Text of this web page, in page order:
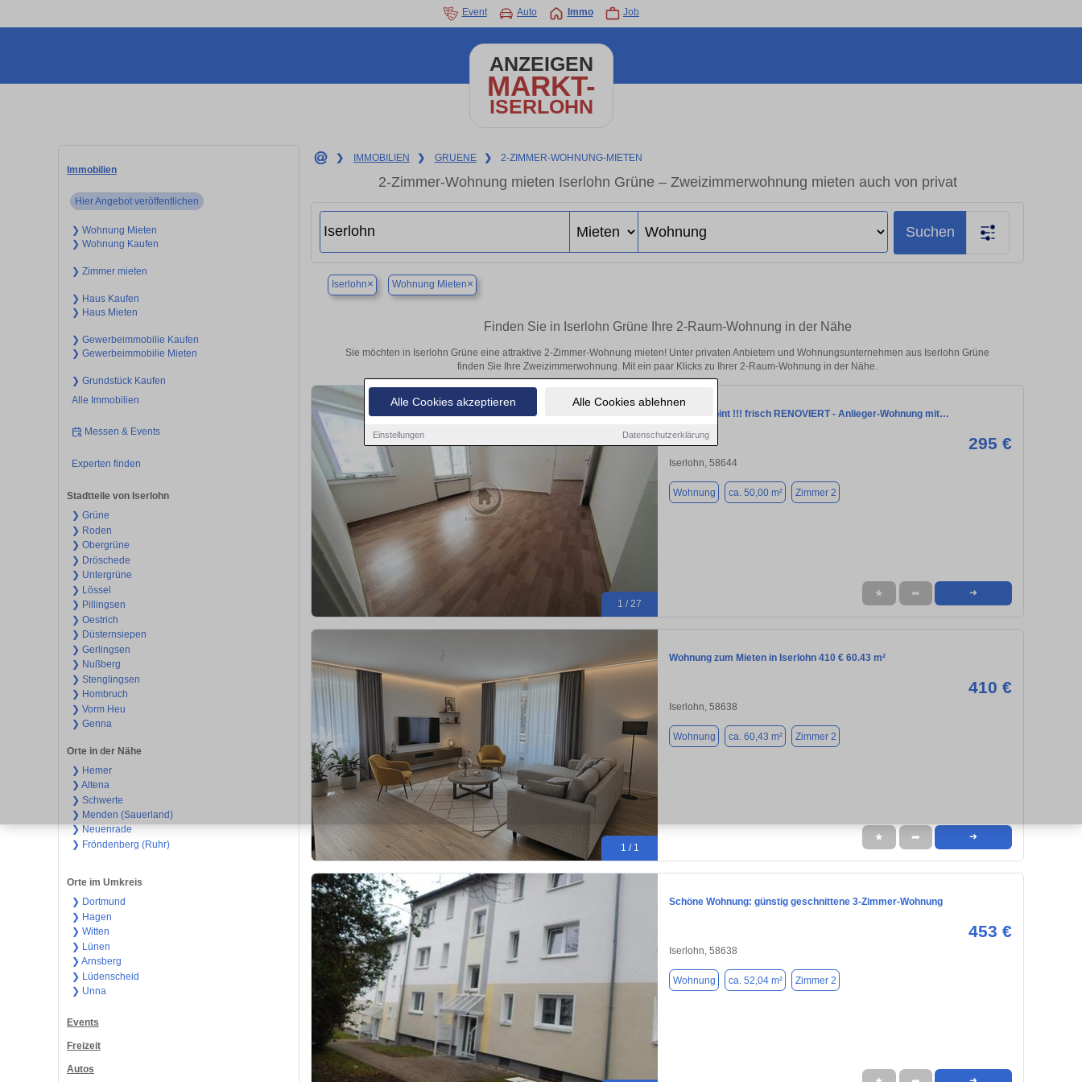
Alle Cookies akzeptieren Alle Cookies ablehnen
Einstellungen Datenschutzerklärung
Event Auto Immo Job
ANZEIGEN
MARKT-
ISERLOHN
Immobilien
Hier Angebot veröffentlichen
❯ Wohnung Mieten
❯ Wohnung Kaufen
❯ Zimmer mieten
❯ Haus Kaufen
❯ Haus Mieten
❯ Gewerbeimmobilie Kaufen
❯ Gewerbeimmobilie Mieten
❯ Grundstück Kaufen
Alle Immobilien
Messen & Events
Experten finden
Stadtteile von Iserlohn
❯ Grüne
❯ Roden
❯ Obergrüne
❯ Dröschede
❯ Untergrüne
❯ Lössel
❯ Pillingsen
❯ Oestrich
❯ Düsternsiepen
❯ Gerlingsen
❯ Nußberg
❯ Stenglingsen
❯ Hombruch
❯ Vorm Heu
❯ Genna
Orte in der Nähe
❯ Hemer
❯ Altena
❯ Schwerte
❯ Menden (Sauerland)
❯ Neuenrade
❯ Fröndenberg (Ruhr)
Orte im Umkreis
❯ Dortmund
❯ Hagen
❯ Witten
❯ Lünen
❯ Arnsberg
❯ Lüdenscheid
❯ Unna
Events
Freizeit
Autos
❯ IMMOBILIEN ❯ GRUENE ❯ 2-ZIMMER-WOHNUNG-MIETEN
2-Zimmer-Wohnung mieten Iserlohn Grüne – Zweizimmerwohnung mieten auch von privat
Suchen
Iserlohn× Wohnung Mieten×
Finden Sie in Iserlohn Grüne Ihre 2-Raum-Wohnung in der Nähe
Sie möchten in Iserlohn Grüne eine attraktive 2-Zimmer-Wohnung mieten! Unter privaten Anbietern und Wohnungsunternehmen aus Iserlohn Grüne
finden Sie Ihre Zweizimmerwohnung. Mit ein paar Klicks zu Ihrer 2-Raum-Wohnung in der Nähe.
1 / 27
!!! ImmoPoint !!! frisch RENOVIERT - Anlieger-Wohnung mit…
295 €
Iserlohn, 58644
Wohnung ca. 50,00 m² Zimmer 2
★ ➦ ➜
1 / 1
Wohnung zum Mieten in Iserlohn 410 € 60.43 m²
410 €
Iserlohn, 58638
Wohnung ca. 60,43 m² Zimmer 2
★ ➦ ➜
Schöne Wohnung: günstig geschnittene 3-Zimmer-Wohnung
453 €
Iserlohn, 58638
Wohnung ca. 52,04 m² Zimmer 2